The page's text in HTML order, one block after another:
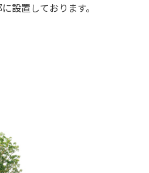
設置しております。